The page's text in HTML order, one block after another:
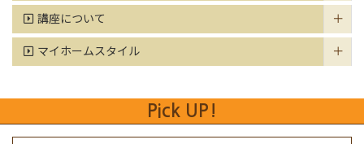
講座について
マイホームスタイル
Pick UP!